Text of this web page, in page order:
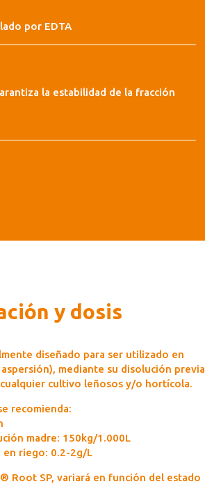
por EDTA
la estabilidad de la fracción
y dosis
diseñado para ser utilizado en
mediante su disolución previa
cultivo leñosos y/o hortícola.
recomienda:
madre: 150kg/1.000L
en riego: 0.2-2g/L
Root SP, variará en función del estado